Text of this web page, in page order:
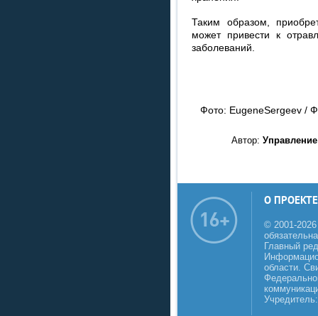
Таким образом,
может привести к
заболеваний.
Фото: EugeneSergeev /
Автор:
О ПРОЕКТЕ
© 2001-
Главный
области.